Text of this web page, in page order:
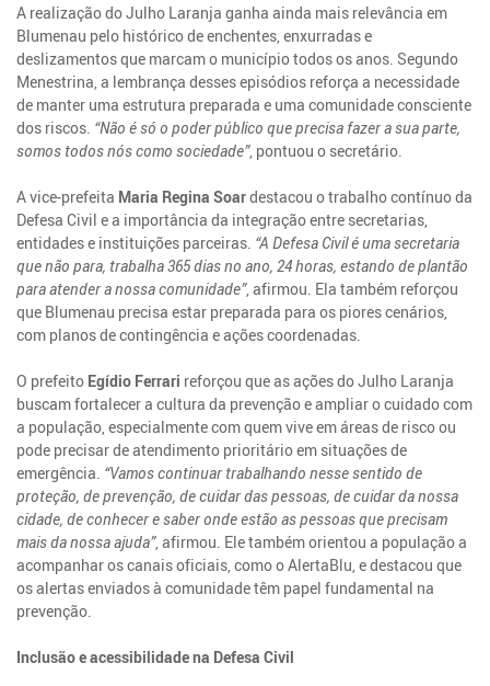
A realização do Julho Laranja ganha ainda mais relevância em
Blumenau pelo histórico de enchentes, enxurradas e
deslizamentos que marcam o município todos os anos. Segundo
Menestrina, a lembrança desses episódios reforça a necessidade
de manter uma estrutura preparada e uma comunidade consciente
dos riscos. “Não é só o poder público que precisa fazer a sua parte,
somos todos nós como sociedade”, pontuou o secretário.
A vice-prefeita Maria Regina Soardestacou o trabalho contínuo da
Defesa Civil e a importância da integração entre secretarias,
entidades e instituições parceiras. “A Defesa Civil é uma secretaria
que não para, trabalha 365 dias no ano, 24 horas, estando de plantão
para atender a nossa comunidade”, afirmou. Ela também reforçou
que Blumenau precisa estar preparada para os piores cenários,
com planos de contingência e ações coordenadas.
O prefeito Egídio Ferrari reforçou que as ações do Julho Laranja
buscam fortalecer a cultura da prevenção e ampliar o cuidado com
a população, especialmente com quem vive em áreas de risco ou
pode precisar de atendimento prioritário em situações de
emergência. “Vamos continuar trabalhando nesse sentido de
proteção, de prevenção, de cuidar das pessoas, de cuidar da nossa
cidade, de conhecer e saber onde estão as pessoas que precisam
mais da nossa ajuda”, afirmou. Ele também orientou a população a
acompanhar os canais oficiais, como o AlertaBlu, e destacou que
os alertas enviados à comunidade têm papel fundamental na
prevenção.
Inclusão e acessibilidade na Defesa Civil